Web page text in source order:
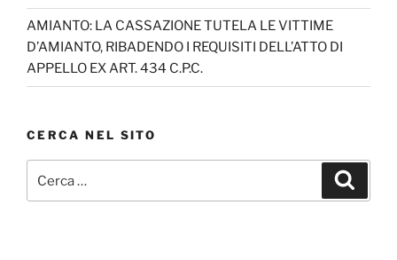
AMIANTO: LA CASSAZIONE TUTELA LE VITTIME
D’AMIANTO, RIBADENDO I REQUISITI DELL’ATTO DI
APPELLO EX ART. 434 C.P.C.
CERCA NEL SITO